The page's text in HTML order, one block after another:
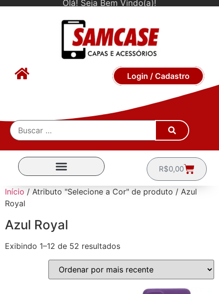
Olá! Seja Bem Vindo(a)!
Login / Cadastro
R$0,00
Início / Atributo "Selecione a Cor" de produto / Azul
Royal
Azul Royal
Exibindo 1–12 de 52 resultados